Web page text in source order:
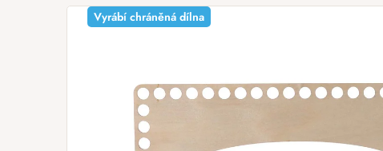
Vyrábí chráněná dílna